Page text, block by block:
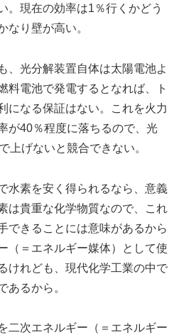
。現在の効率は1％行くかどう
なり壁が高い。
、光分解装置自体は太陽電池よ
料電池で発電するとなれば、ト
になる保証はない。これを火力
が40％程度に落ちるので、光
上げないと競合できない。
水素を安く得られるなら、意義
は貴重な化学物質なので、これ
できることには意味があるから
（＝エネルギー媒体）として使
けれども、現代化学工業の中で
あるから。
二次エネルギー（＝エネルギー